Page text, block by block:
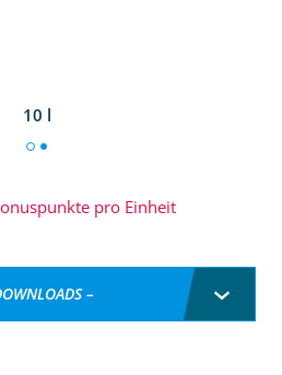
10 l
pro Einheit
–